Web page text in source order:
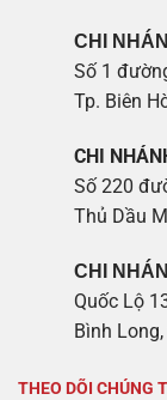
CHI
Số 1
Tp. Biên
CHI
Số 220
Thủ Dầu
CHI
Quốc Lộ
Bình
THEO DÕI CHÚNG